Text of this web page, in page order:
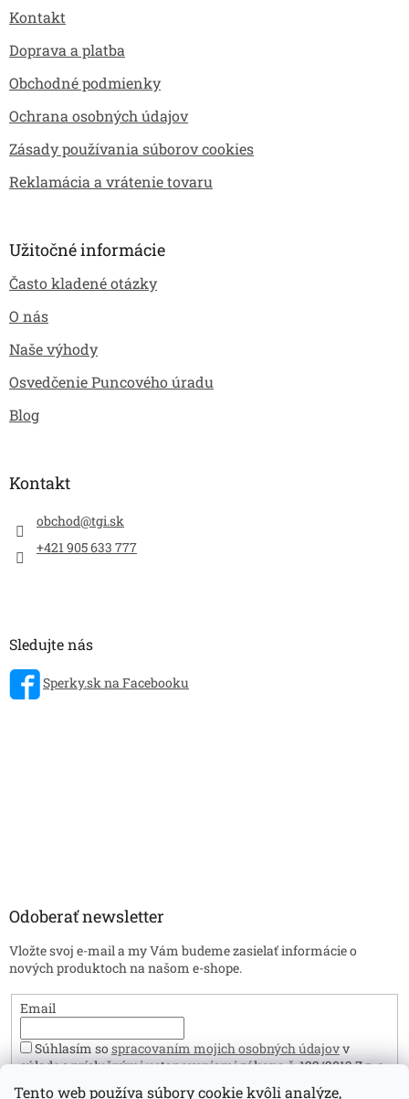
Tento web používa súbory cookie kvôli analýze,
Kontakt
Doprava a platba
Obchodné podmienky
Ochrana osobných údajov
Zásady používania súborov cookies
Reklamácia a vrátenie tovaru
Užitočné informácie
Často kladené otázky
O nás
Naše výhody
Osvedčenie Puncového úradu
Blog
Kontakt
obchod@tgi.sk
+421 905 633 777
Sledujte nás
Sperky.sk na Facebooku
Odoberať newsletter
Vložte svoj e-mail a my Vám budeme zasielať informácie o
nových produktoch na našom e-shope.
Email
Súhlasím sospracovaním mojich osobných údajovv
súlade s príslušnými ustanoveniami zákona č. 122/2013 Z.z. o
ochrane osobných údajov. Zároveň prehlasujem, že mám viac